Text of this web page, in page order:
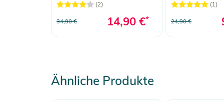
(2)
34,90 € 14,90 €*
(1)
24,90 €
Ähnliche Produkte